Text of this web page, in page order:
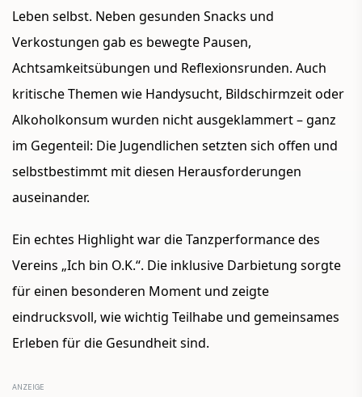
Leben selbst. Neben gesunden Snacks und
Verkostungen gab es bewegte Pausen,
Achtsamkeitsübungen und Reflexionsrunden. Auch
kritische Themen wie Handysucht, Bildschirmzeit oder
Alkoholkonsum wurden nicht ausgeklammert – ganz
im Gegenteil: Die Jugendlichen setzten sich offen und
selbstbestimmt mit diesen Herausforderungen
auseinander.
Ein echtes Highlight war die Tanzperformance des
Vereins „Ich bin O.K.“. Die inklusive Darbietung sorgte
für einen besonderen Moment und zeigte
eindrucksvoll, wie wichtig Teilhabe und gemeinsames
Erleben für die Gesundheit sind.